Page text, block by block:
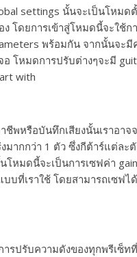
settings นั้นจะเป็นโหมด
ง โดยการเข้าสู่โหมดนี้จะใช้ก
พร้อมกัน จากนั้นจะมี
โหมดการปรับต่างๆจะมี
with
ชีพหรือบันทึกเสียงนั้นเราอาจ
มากกว่า 1 ตัว ซึ่งกีต้าร์แต่ละ
โหมดนี้จะเป็นการเซฟค่า
บที่เราใช้ โดยสามารถเซฟไ
รปรับความดังของทุกพรีเซ็ท